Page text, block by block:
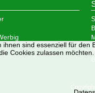
sind essenziell für
Cookies zulassen